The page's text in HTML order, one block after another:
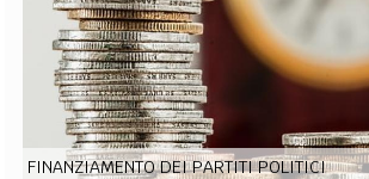
EXTRA
CODICI RUBRICHE LIBRI PROCEEDINGS
SOCIAL MEDIA
FINANZIAMENTO DEI PARTITI POLITICI